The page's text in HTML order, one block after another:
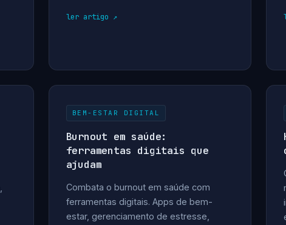
ler artigo
BEM-ESTAR DIGITAL
Burnout em saúde:
ferramentas digitais que
ajudam
Combata o burnout em saúde com
ferramentas digitais. Apps de bem-
estar, gerenciamento de estresse,